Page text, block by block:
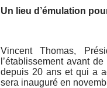
Un lieu d’émulation
Vincent Thomas,
l’établissement avant
depuis 20 ans et qui a
sera inauguré en